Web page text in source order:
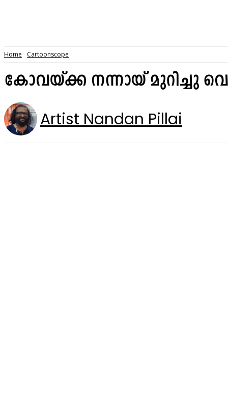
Home Cartoonscope
കോവയ്ക്ക നന്നായ് മുറിച്ചു
Artist Nandan Pillai